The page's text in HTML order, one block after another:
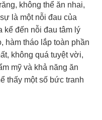
không thể ăn nhai,
là một nỗi đau của
kể đến nỗi đau tâm lý
hàm tháo lắp toàn phần
không quá tuyệt vời,
mỹ và khả năng ăn
thấy một số bức tranh